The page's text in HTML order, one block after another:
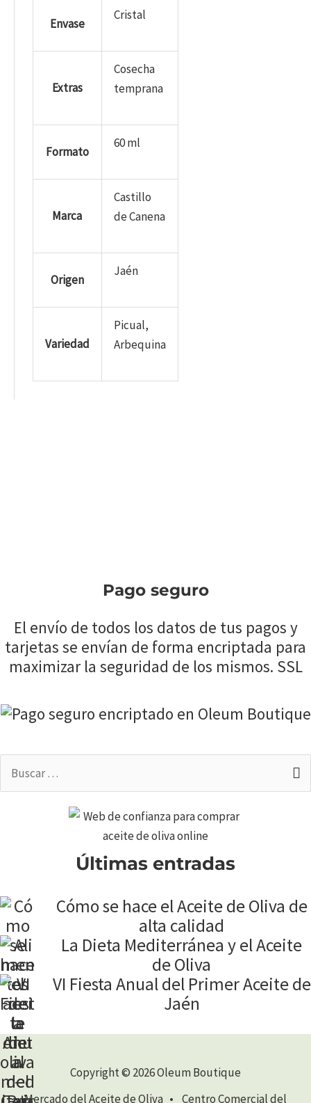
Envase
Cristal
Extras
Cosecha
temprana
Formato
60 ml
Marca
Castillo
de Canena
Origen
Jaén
Variedad
Picual,
Arbequina
Pago seguro
El envío de todos los datos de tus pagos y
tarjetas se envían de forma encriptada para
maximizar la seguridad de los mismos. SSL
Últimas entradas
Cómo se hace el Aceite de Oliva de
alta calidad
La Dieta Mediterránea y el Aceite
de Oliva
VI Fiesta Anual del Primer Aceite de
Jaén
Copyright © 2026 Oleum Boutique
Mercado del Aceite de Oliva • Centro Comercial del